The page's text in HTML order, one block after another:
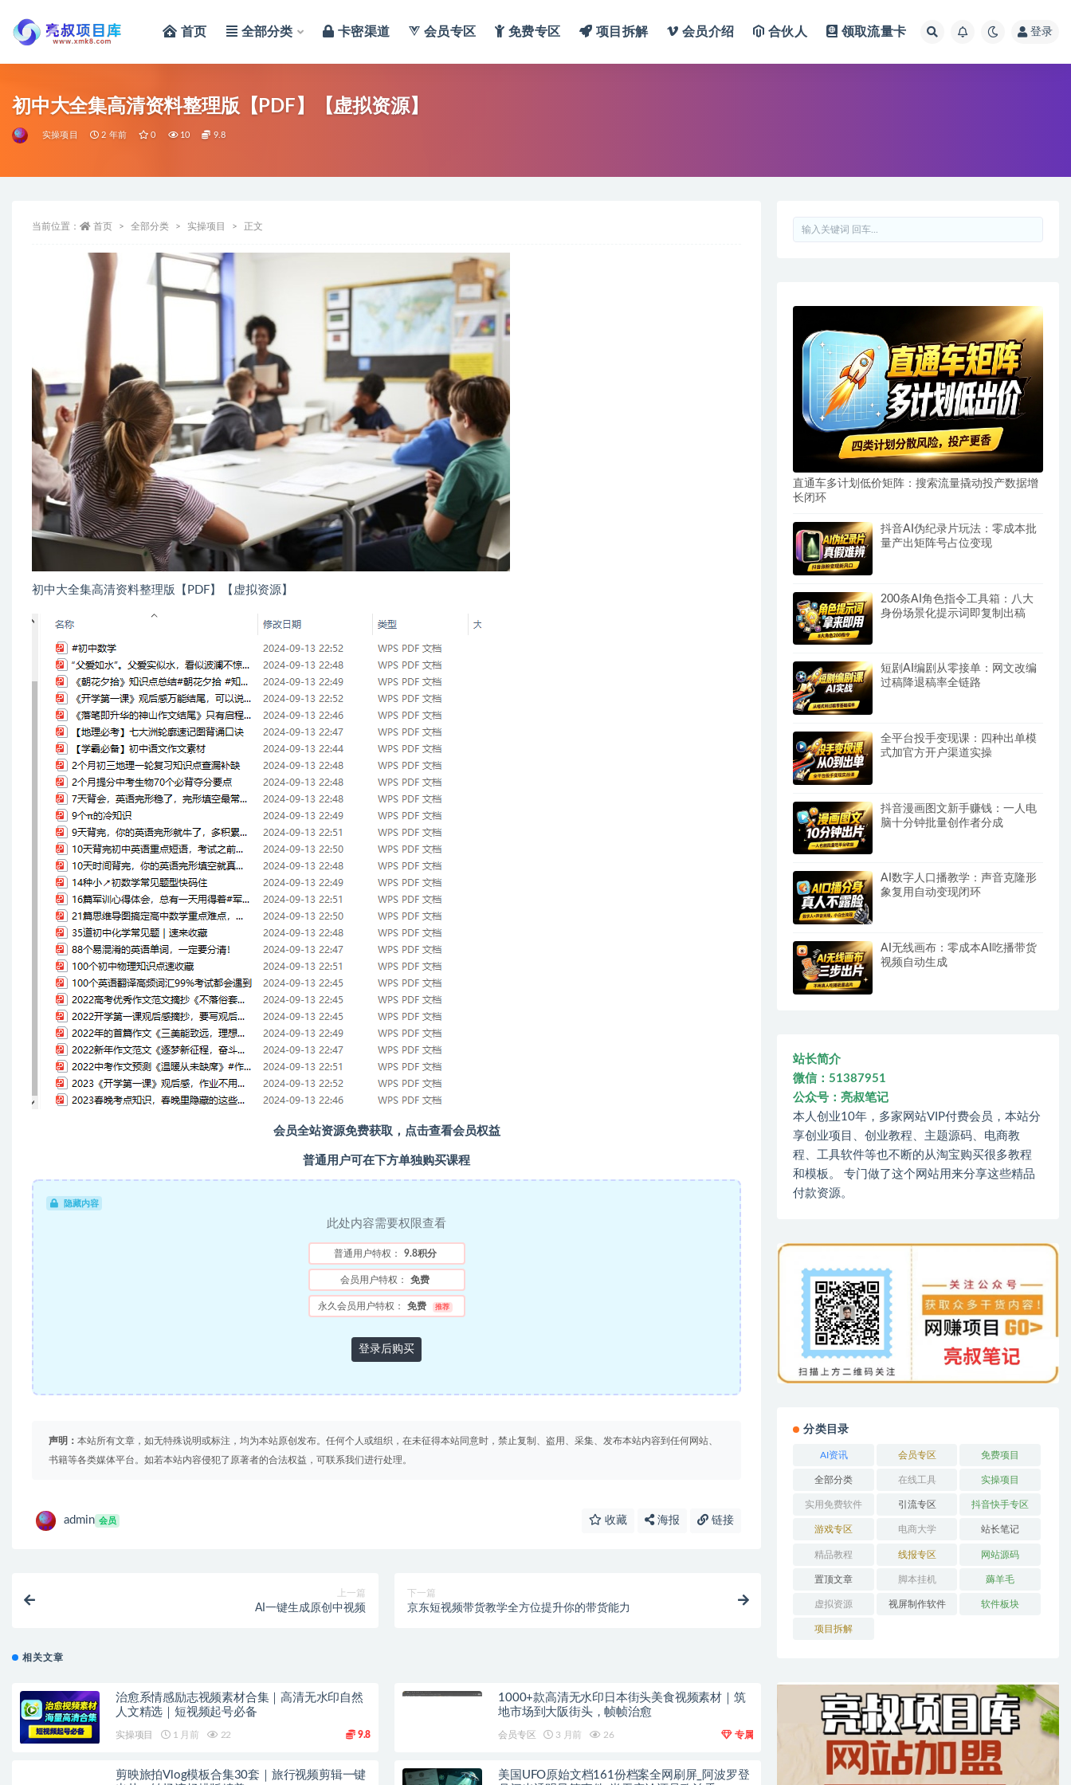
首页 全部分类 卡密渠道 会员专区 免费专区 项目拆解 会员介绍 合伙人 领取流量卡 登录
初中大全集高清资料整理版【PDF】【虚拟资源】
实操项目 2 年前 0 10 9.8
当前位置： 首页 全部分类 实操项目 正文
初中大全集高清资料整理版【PDF】【虚拟资源】
会员全站资源免费获取，点击查看会员权益
普通用户可在下方单独购买课程
隐藏内容
此处内容需要权限查看
普通用户特权： 9.8积分
会员用户特权： 免费
永久会员用户特权： 免费 推荐
登录后购买
声明： 本站所有文章，如无特殊说明或标注，均为本站原创发布。任何个人或组织，在未征得本站同意时，禁止复制、盗用、采集、发布本站内容到任何网站、
书籍等各类媒体平台。如若本站内容侵犯了原著者的合法权益，可联系我们进行处理。
admin 会员 收藏 海报 链接
上一篇
AI一键生成原创中视频
下一篇
京东短视频带货教学全方位提升你的带货能力
相关文章
治愈系情感励志视频素材合集｜高清无水印自然
人文精选｜短视频起号必备
实操项目 1 月前 22 9.8
1000+款高清无水印日本街头美食视频素材｜筑
地市场到大阪街头，帧帧治愈
会员专区 3 月前 26 专属
剪映旅拍Vlog模板合集30套｜旅行视频剪辑一键
美国UFO原始文档161份档案全网刷屏_阿波罗登
直通车多计划低价矩阵：搜索流量撬动投产数据增
长闭环
抖音AI伪纪录片玩法：零成本批
量产出矩阵号占位变现
200条AI角色指令工具箱：八大
身份场景化提示词即复制出稿
短剧AI编剧从零接单：网文改编
过稿降退稿率全链路
全平台投手变现课：四种出单模
式加官方开户渠道实操
抖音漫画图文新手赚钱：一人电
脑十分钟批量创作者分成
AI数字人口播教学：声音克隆形
象复用自动变现闭环
AI无线画布：零成本AI吃播带货
视频自动生成
站长简介
微信：51387951
公众号：亮叔笔记
本人创业10年，多家网站VIP付费会员，本站分
享创业项目、创业教程、主题源码、电商教
程、工具软件等也不断的从淘宝购买很多教程
和模板。 专门做了这个网站用来分享这些精品
付款资源。
分类目录
AI资讯 会员专区 免费项目
全部分类 在线工具 实操项目
实用免费软件 引流专区 抖音快手专区
游戏专区 电商大学 站长笔记
精品教程 线报专区 网站源码
置顶文章 脚本挂机 薅羊毛
虚拟资源 视屏制作软件 软件板块
项目拆解